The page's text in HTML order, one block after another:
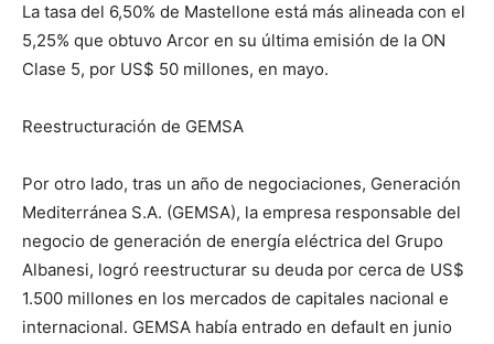
La tasa del 6,50% de Mastellone está más alineada con el
5,25% que obtuvo Arcor en su última emisión de la ON
Clase 5, por US$ 50 millones, en mayo.
Reestructuración de GEMSA
Por otro lado, tras un año de negociaciones, Generación
Mediterránea S.A. (GEMSA), la empresa responsable del
negocio de generación de energía eléctrica del Grupo
Albanesi, logró reestructurar su deuda por cerca de US$
1.500 millones en los mercados de capitales nacional e
internacional. GEMSA había entrado en default en junio